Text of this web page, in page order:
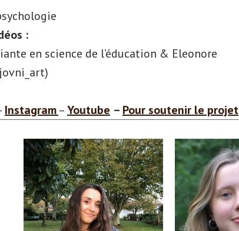
:
en science de l’éducation & Eleonore
Instagram–Youtube – Pour soutenir le projet